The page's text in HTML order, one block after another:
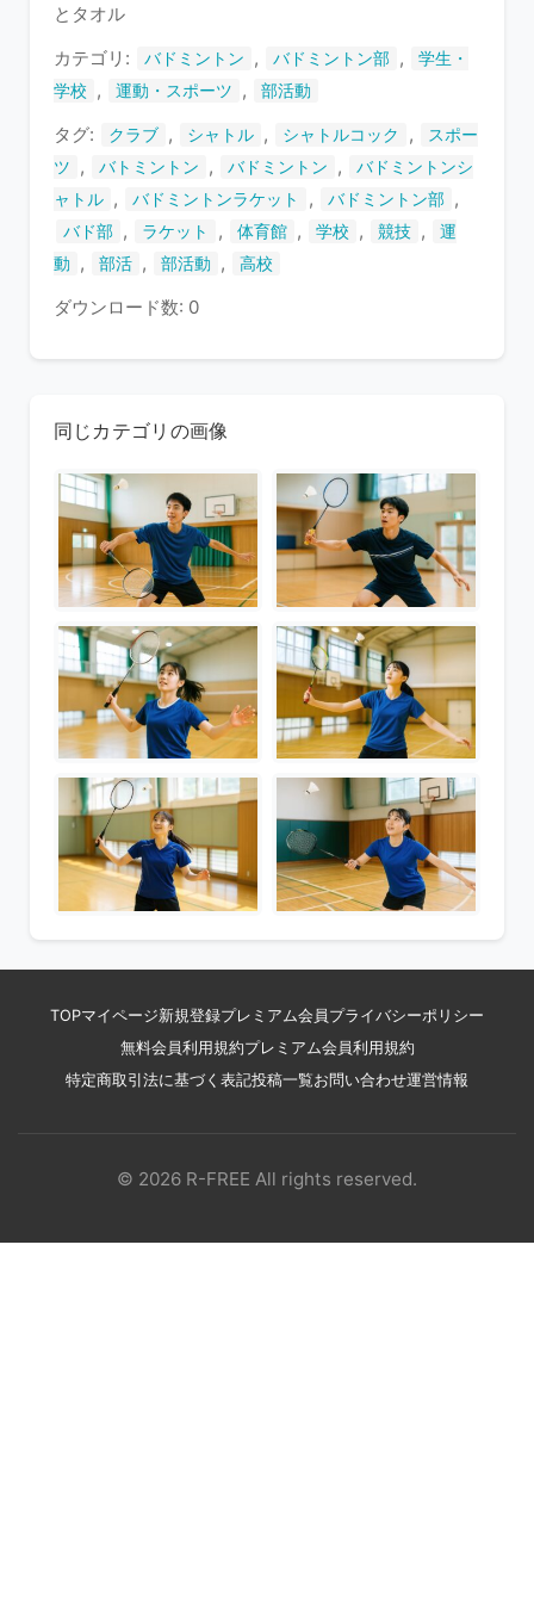
す
とタオル
カテゴリ:
バドミントン , バドミントン部 ,
学生・
学校
, 運動・スポーツ , 部活動
タグ: クラブ , シャトル , シャトルコック ,
スポー
ツ
, バトミントン , バドミントン ,
バドミントンシ
ャトル , バドミントンラケット , バドミントン部 ,
バド部 , ラケット , 体育館 , 学校 , 競技 ,
運
動
, 部活 , 部活動 , 高校
ダウンロード数: 0
同じカテゴリの画像
TOPマイページ新規登録プレミアム会員 プライバシーポリシー
無料会員利用規約プレミアム会員利用規約
特定商取引法に基づく表記投稿一覧お問い合わせ運営情報
© 2026 R-FREE All rights reserved.